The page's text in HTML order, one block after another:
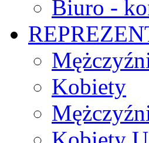
Biuro -
Kobiety